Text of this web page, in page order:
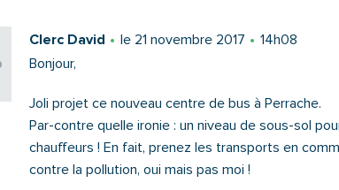
Saisissez le
Clerc David le 21 novembre 2017
14h08
Bonjour,
Joli projet ce nouveau centre de bus à Perrache.
Par-contre quelle ironie : un niveau de sous-sol
chauffeurs ! En fait, prenez les transports en
contre la pollution, oui mais pas moi !